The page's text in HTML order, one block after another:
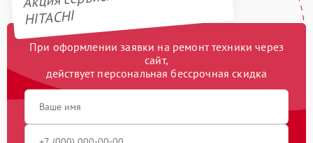
HITACHI
При оформлении заявки на ремонт техники через
сайт,
действует персональная бессрочная скидка